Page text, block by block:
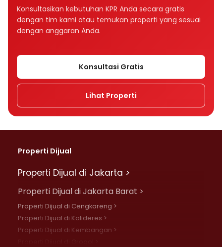
Konsultasikan kebutuhan KPR Anda secara gratis
dengan tim kami atau temukan properti yang sesuai
dengan anggaran Anda.
Konsultasi Gratis
Lihat Properti
Properti Dijual
Properti Dijual di Jakarta >
Properti Dijual di Jakarta Barat >
Properti Dijual di Cengkareng >
Properti Dijual di Kalideres >
Properti Dijual di Kembangan >